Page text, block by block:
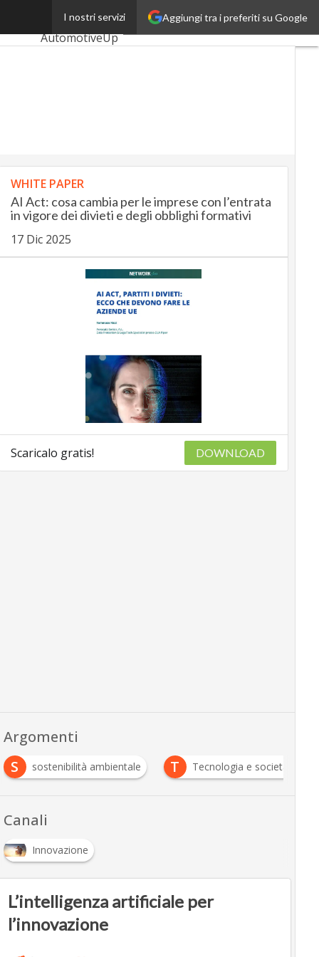
Aggiungi tra i preferiti su Google
I nostri servizi
Ultimi articoli
AutomotiveUp
Proptech
Startup
WHITE PAPER
AI Act: cosa cambia per le imprese con l’entrata
in vigore dei divieti e degli obblighi formativi
17 Dic 2025
Scaricalo gratis! DOWNLOAD
Argomenti
S sostenibilità ambientale T Tecnologia e società
Canali
Innovazione
L’intelligenza artificiale per
l’innovazione